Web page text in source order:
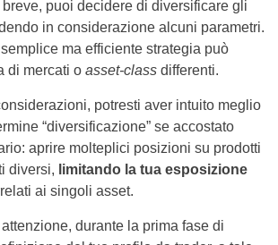
puoi decidere di diversificare gli
in considerazione alcuni parametri.
ma efficiente strategia può
di mercati o asset-class differenti.
potresti aver intuito meglio
“diversificazione” se accostato
aprire molteplici posizioni su prodotti
diversi, limitando la tua esposizione
ai singoli asset.
durante la prima fase di